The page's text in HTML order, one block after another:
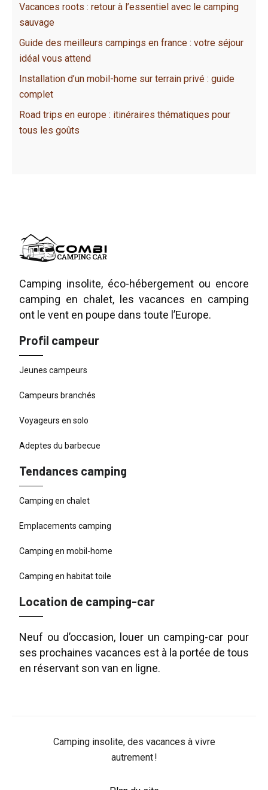
Vacances roots : retour à l’essentiel avec le camping
sauvage
Guide des meilleurs campings en france : votre séjour
idéal vous attend
Installation d’un mobil-home sur terrain privé : guide
complet
Road trips en europe : itinéraires thématiques pour
tous les goûts
Camping insolite, éco-hébergement ou encore
camping en chalet, les vacances en camping
ont le vent en poupe dans toute l’Europe.
Profil campeur
Jeunes campeurs
Campeurs branchés
Voyageurs en solo
Adeptes du barbecue
Tendances camping
Camping en chalet
Emplacements camping
Camping en mobil-home
Camping en habitat toile
Location de camping-car
Neuf ou d’occasion, louer un camping-car pour
ses prochaines vacances est à la portée de tous
en réservant son van en ligne.
Camping insolite, des vacances à vivre
autrement !